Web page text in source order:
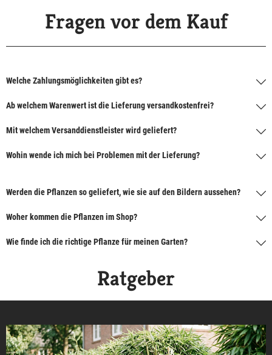
Fragen vor dem Kauf
Welche Zahlungsmöglichkeiten gibt es?
Ab welchem Warenwert ist die Lieferung versandkostenfrei?
Mit welchem Versanddienstleister wird geliefert?
Wohin wende ich mich bei Problemen mit der Lieferung?
Werden die Pflanzen so geliefert, wie sie auf den Bildern aussehen?
Woher kommen die Pflanzen im Shop?
Wie finde ich die richtige Pflanze für meinen Garten?
Ratgeber